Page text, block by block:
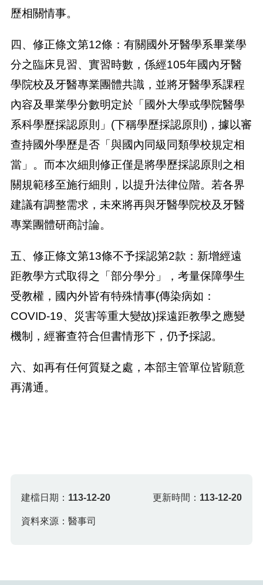
歷相關情事。
四、修正條文第12條：有關國外牙醫學系畢業學
分之臨床見習、實習時數，係經105年國內牙醫
學院校及牙醫專業團體共識，並將牙醫學系課程
內容及畢業學分數明定於「國外大學或學院醫學
系科學歷採認原則」(下稱學歷採認原則)，據以審
查持國外學歷是否「與國內同級同類學校規定相
當」。而本次細則修正僅是將學歷採認原則之相
關規範移至施行細則，以提升法律位階。若各界
建議有調整需求，未來將再與牙醫學院校及牙醫
專業團體研商討論。
五、修正條文第13條不予採認第2款：新增經遠
距教學方式取得之「部分學分」，考量保障學生
受教權，國內外皆有特殊情事(傳染病如：
COVID-19、災害等重大變故)採遠距教學之應變
機制，經審查符合但書情形下，仍予採認。
六、如再有任何質疑之處，本部主管單位皆願意
再溝通。
建檔日期： 113-12-20 更新時間： 113-12-20
資料來源：醫事司